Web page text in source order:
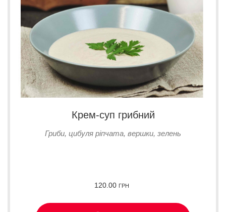
Крем-суп грибний
Гриби, цибуля ріпчата, вершки, зелень
120.00 ГРН